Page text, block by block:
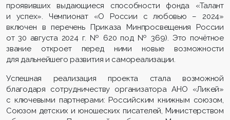
проявивших выдающиеся способности фонда «Талант
и успех». Чемпионат «О России с любовью – 2024»
включен в перечень Приказа Минпросвещения России
от 30 августа 2024 г. № 620 под № 369). Это почётное
звание откроет перед ними новые возможности
для дальнейшего развития и самореализации.
Успешная реализация проекта стала возможной
благодаря сотрудничеству организатора АНО «Ликей»
с ключевыми партнерами: Российским книжным союзом,
Союзом детских и юношеских писателей, Министерством